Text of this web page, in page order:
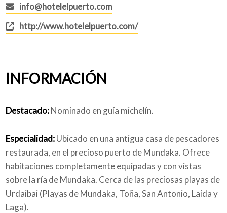
info@hotelelpuerto.com
http://www.hotelelpuerto.com/
INFORMACIÓN
Destacado:Nominado en guía michelín.
Especialidad:Ubicado en una antigua casa de pescadores
restaurada, en el precioso puerto de Mundaka. Ofrece
habitaciones completamente equipadas y con vistas
sobre la ría de Mundaka. Cerca de las preciosas playas de
Urdaibai (Playas de Mundaka, Toña, San Antonio, Laida y
Laga).